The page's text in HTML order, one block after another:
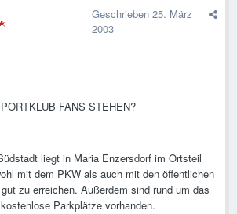
Geschrieben 25. März
2003
FANS STEHEN?
liegt in Maria Enzersdorf im Ortsteil
mit dem PKW als auch mit den öffentlichen
zu erreichen. Außerdem sind rund um das
Parkplätze vorhanden.